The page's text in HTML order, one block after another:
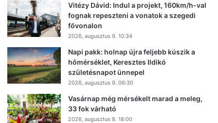
Vitézy Dávid: Indul a projekt, 160km/h-val
fognak repeszteni a vonatok a szegedi
fővonalon
2026, augusztus 9. 10:34
Napi pakk: holnap újra feljebb kúszik a
hőmérséklet, Keresztes Ildikó
születésnapot ünnepel
2026, augusztus 9. 06:30
Vasárnap még mérsékelt marad a meleg,
33 fok várható
2026, augusztus 8. 18:00